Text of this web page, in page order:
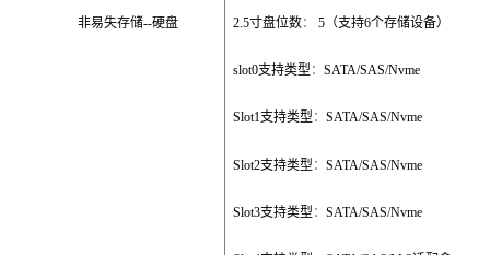
非易失存储--硬盘 2.5寸盘位数： 5 （支持6个存储设备）
slot0支持类型 ：SATA/SAS/Nvme
Slot1支持类型 ：SATA/SAS/Nvme
Slot2支持类型 ：SATA/SAS/Nvme
Slot3支持类型 ：SATA/SAS/Nvme